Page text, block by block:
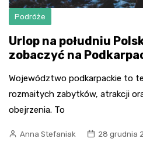
Podróże
Urlop na południu
zobaczyć na
Województwo podkarpackie to
rozmaitych zabytków, atrakcji
obejrzenia. To
Anna Stefaniak 28 grudnia